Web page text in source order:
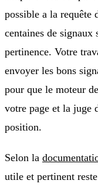
possible a la requête
centaines de signaux
pertinence. Votre
envoyer les bons
pour que le moteur
votre page et la juge
position.
Selon la
utile et pertinent